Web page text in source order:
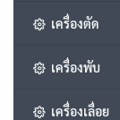
เครื่องตัด
เครื่องพับ
เครื่องเลื่อย